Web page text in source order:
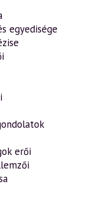
egyedisége
erői